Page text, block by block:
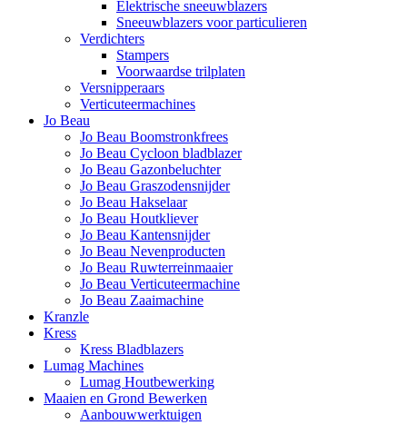
Elektrische sneeuwblazers
Sneeuwblazers voor particulieren
Verdichters
Stampers
Voorwaardse trilplaten
Versnipperaars
Verticuteermachines
Jo Beau
Jo Beau Boomstronkfrees
Jo Beau Cycloon bladblazer
Jo Beau Gazonbeluchter
Jo Beau Graszodensnijder
Jo Beau Hakselaar
Jo Beau Houtkliever
Jo Beau Kantensnijder
Jo Beau Nevenproducten
Jo Beau Ruwterreinmaaier
Jo Beau Verticuteermachine
Jo Beau Zaaimachine
Kranzle
Kress
Kress Bladblazers
Lumag Machines
Lumag Houtbewerking
Maaien en Grond Bewerken
Aanbouwwerktuigen